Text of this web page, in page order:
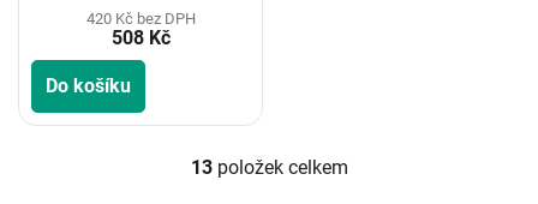
420 Kč bez DPH
508 Kč
Do košíku
O
13položek celkem